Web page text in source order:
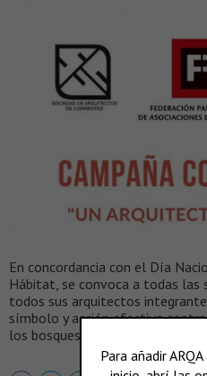
En concordancia con el Día
Hábitat, se convoca a todas las
todos sus arquitectos
símbolo y acción efectiva
los bosques de la amazonía